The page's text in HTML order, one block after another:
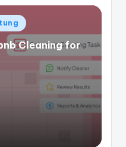
Cleaning for